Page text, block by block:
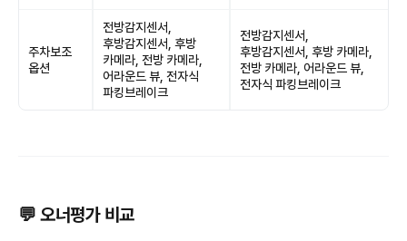
주차보조
옵션
전방감지센서,
후방감지센서, 후방
카메라, 전방 카메라,
어라운드 뷰, 전자식
파킹브레이크
전방감지센서,
후방감지센서, 후방 카메라,
전방 카메라, 어라운드 뷰,
전자식 파킹브레이크
💬 오너평가 비교